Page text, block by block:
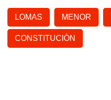
LOMAS MENOR
CONSTITUCIÓN